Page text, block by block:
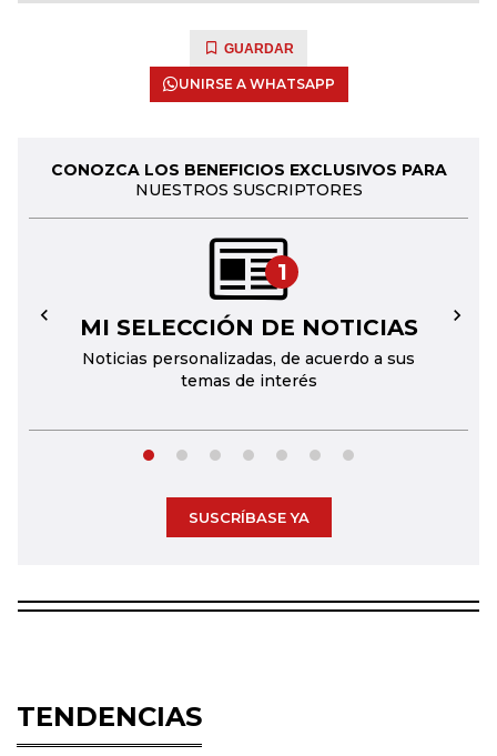
GUARDAR
UNIRSE A WHATSAPP
CONOZCA LOS BENEFICIOS EXCLUSIVOS PARA
NUESTROS SUSCRIPTORES
1
MI SELECCIÓN DE NOTICIAS
Noticias personalizadas, de acuerdo a sus
temas de interés
← →
SUSCRÍBASE YA
TENDENCIAS